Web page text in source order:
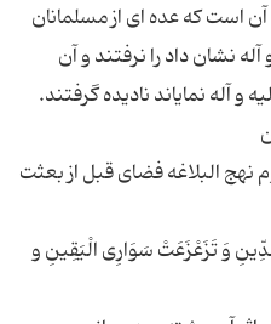
است که عده ای از مسلمانان
نشان داد را نرفتند و آن
نهج البلاغه فضای قبل از بعثت
وَ تَزَعْزَعَتْ سَوَارِی الْیَقِینِ و